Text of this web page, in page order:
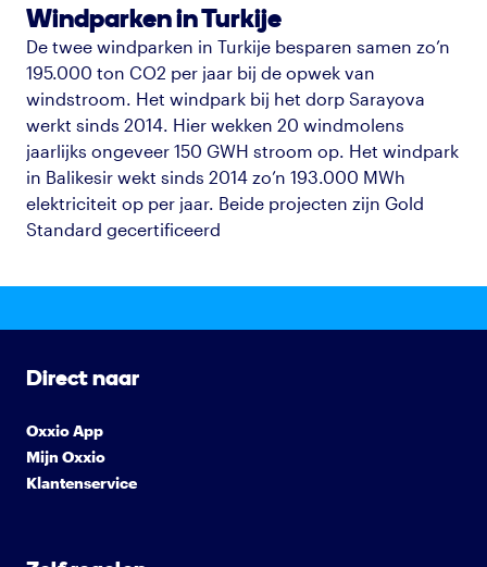
Windparken in Turkije
De twee windparken in Turkije besparen samen zo’n
195.000 ton CO2 per jaar bij de opwek van
windstroom. Het windpark bij het dorp Sarayova
werkt sinds 2014. Hier wekken 20 windmolens
jaarlijks ongeveer 150 GWH stroom op. Het windpark
in Balikesir wekt sinds 2014 zo’n 193.000 MWh
elektriciteit op per jaar. Beide projecten zijn Gold
Standard gecertificeerd
Direct naar
Oxxio App
Mijn Oxxio
Klantenservice